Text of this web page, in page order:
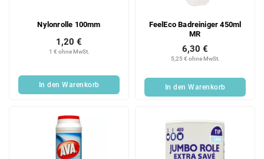
Nylonrolle 100mm
1 € ohne MwSt.
1,20 €
In den Warenkorb
FeelEco Badreiniger 450ml
MR
5,25 € ohne MwSt.
6,30 €
In den Warenkorb